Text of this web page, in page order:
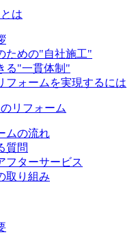
は
ための"自社施工"
る"一貫体制"
フォームを実現するには
リフォーム
ムの流れ
質問
フターサービス
取り組み